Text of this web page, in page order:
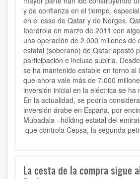
y de confianza en el tiempo,
en el caso de Qatar y de Norges.
Iberdrola en marzo de 2011 con
una operación de 2.000 millones de
estatal (soberano) de Qatar apostó
participación e incluso subirla.
se ha mantenido estable en torno al
que ahora vale más de 7.000
inversión inicial en la eléctrica se ha
En la actualidad, se podría
inversión árabe en España, por
Mubadala –hólding estatal del
que controla Cepsa, la segunda
La cesta de la compra sigue